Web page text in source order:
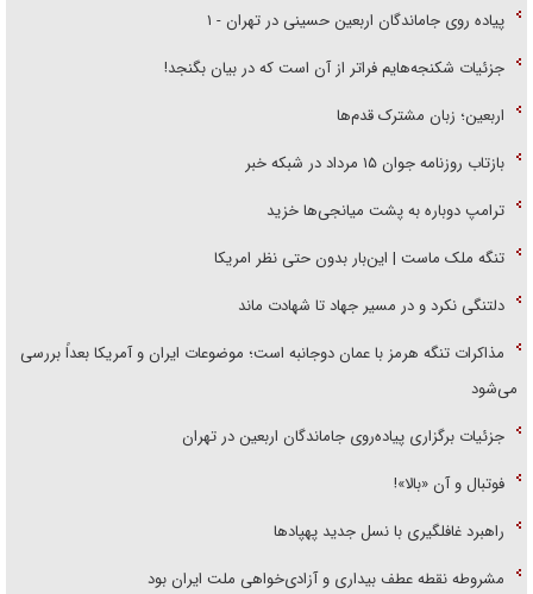
پیاده روی جاماندگان اربعین حسینی در تهران - ۱
جزئیات شکنجه‌هایم فراتر از آن است که در بیان بگنجد!
اربعین؛ زبان مشترک قدم‌ها
بازتاب روزنامه جوان ۱۵ مرداد در شبکه خبر
ترامپ دوباره به پشت میانجی‌ها خزید
تنگه ملک ماست | این‌بار بدون حتی نظر امریکا
دلتنگی نکرد و در مسیر جهاد تا شهادت ماند
مذاکرات تنگه هرمز با عمان دوجانبه است؛ موضوعات ایران و آمریکا بعداً بررسی
می‌شود
جزئیات برگزاری پیاده‌روی جاماندگان اربعین در تهران
فوتبال و آن «بالا»!
راهبرد غافلگیری با نسل جدید پهپاد‌ها
مشروطه نقطه عطف بیداری و آزادی‌خواهی ملت ایران بود